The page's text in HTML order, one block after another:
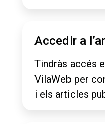
Accedir a
Tindràs accés
VilaWeb per
i els articles